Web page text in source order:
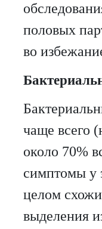
половых
во
чаще всего
около 70%
симптомы у
целом
выделения